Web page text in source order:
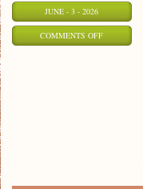
JUNE - 3 - 2026
COMMENTS OFFON